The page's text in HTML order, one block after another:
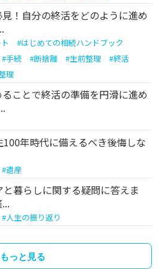
！自分の終活をどのように進め
#はじめての相続ハンドブック
#手続 #断捨離 #生前整理 #終活
理
ことで終活の準備を円滑に進め
年時代に備えるべき後悔しな
#遺産
暮らしに関する疑問に答えま
#人生の振り返り
もっと見る